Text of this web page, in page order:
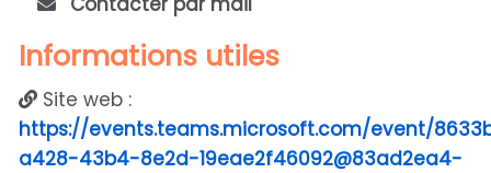
Informations utiles
Site web :
https://events.teams.microsoft.com/event/
a428-43b4-8e2d-19eae2f46092@83ad2ea4-